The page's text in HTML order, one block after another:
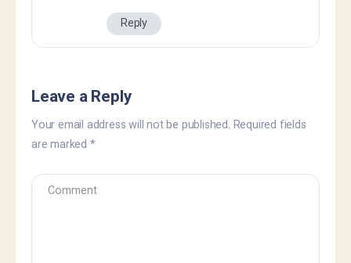
Reply
Leave a Reply
Your email address will not be published. Required fields
are marked *